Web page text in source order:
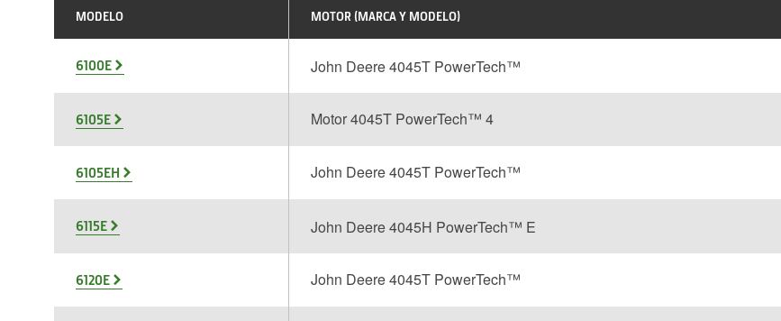
MODELO MOTOR (MARCA Y MODELO)
6100E John Deere 4045T PowerTech™
6105E Motor 4045T PowerTech™ 4
6105EH John Deere 4045T PowerTech™
6115E John Deere 4045H PowerTech™ E
6120E John Deere 4045T PowerTech™